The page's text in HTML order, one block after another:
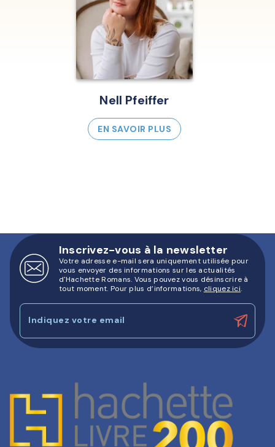
Nell Pfeiffer
EN SAVOIR PLUS
Inscrivez-vous à la newsletter
Votre adresse e-mail sera uniquement utilisée pour
vous envoyer des informations sur les actualités
d'Hachette Romans. Vous pouvez vous désinscrire à
tout moment. Pour plus d’informations, cliquez ici.
Indiquez votre email